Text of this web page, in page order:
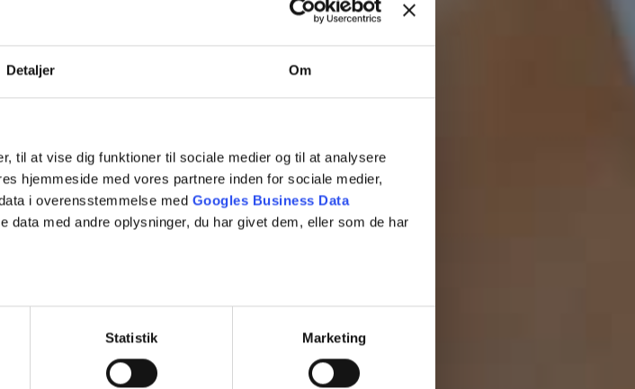
Detaljer Om
til at vise dig funktioner til sociale medier og til at analysere
hjemmeside med vores partnere inden for sociale medier,
i overensstemmelse med Googles Business Data
data med andre oplysninger, du har givet dem, eller som de har
Statistik Marketing
vejen
køretime